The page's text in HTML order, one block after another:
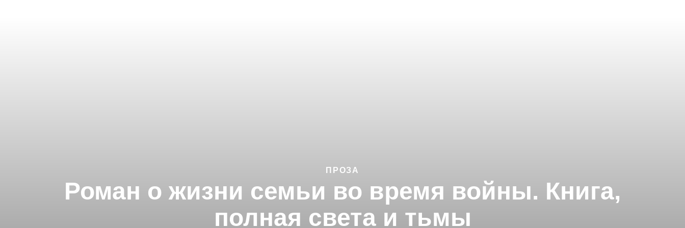
ПРОЗА
Роман о жизни семьи во время войны. Книга,
полная света и тьмы